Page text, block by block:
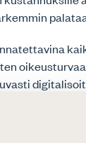
Kuitenkin on